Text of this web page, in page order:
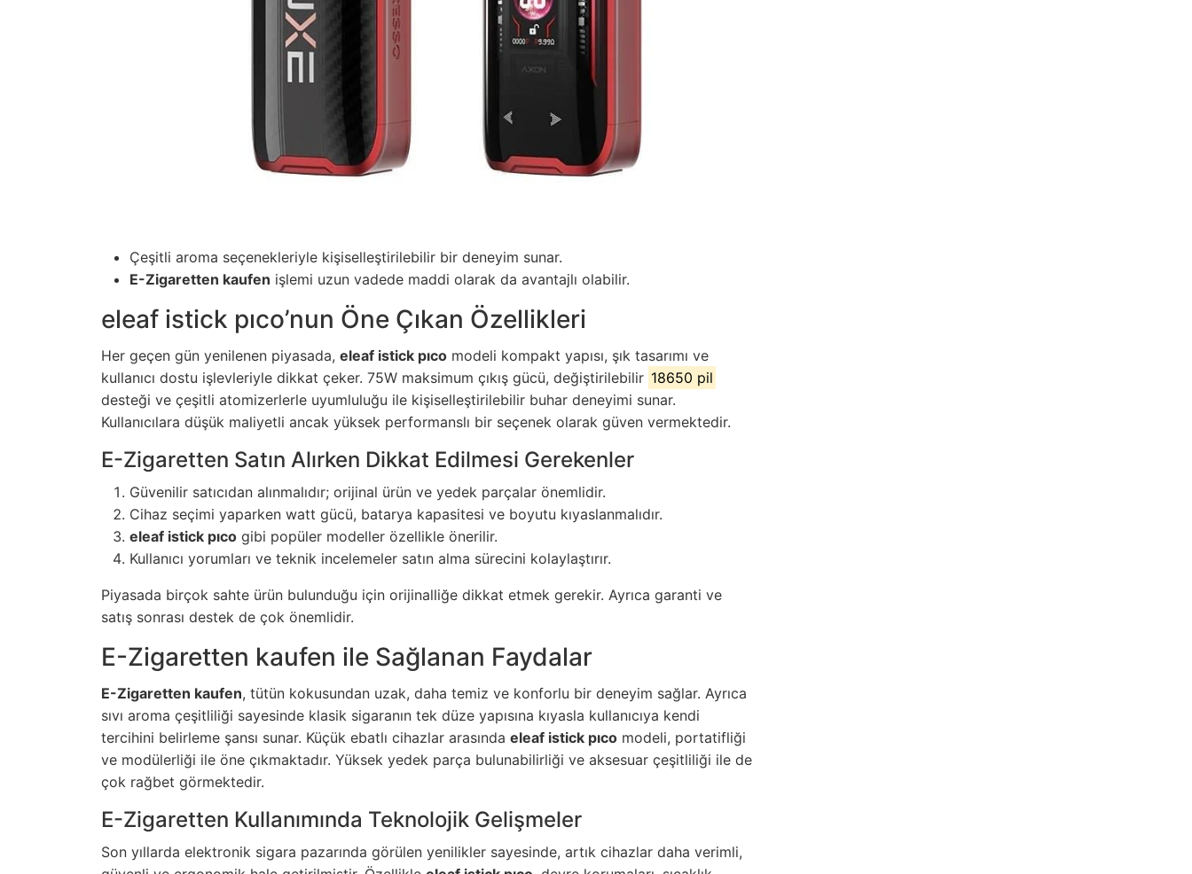
Çeşitli aroma seçenekleriyle kişiselleştirilebilir bir deneyim sunar.
E-Zigaretten kaufen işlemi uzun vadede maddi olarak da avantajlı olabilir.
eleaf istick pıco’nun Öne Çıkan Özellikleri
Her geçen gün yenilenen piyasada, eleaf istick pıco modeli kompakt yapısı, şık tasarımı ve
kullanıcı dostu işlevleriyle dikkat çeker. 75W maksimum çıkış gücü, değiştirilebilir 18650 pil
desteği ve çeşitli atomizerlerle uyumluluğu ile kişiselleştirilebilir buhar deneyimi sunar.
Kullanıcılara düşük maliyetli ancak yüksek performanslı bir seçenek olarak güven vermektedir.
E-Zigaretten Satın Alırken Dikkat Edilmesi Gerekenler
Güvenilir satıcıdan alınmalıdır; orijinal ürün ve yedek parçalar önemlidir.
Cihaz seçimi yaparken watt gücü, batarya kapasitesi ve boyutu kıyaslanmalıdır.
eleaf istick pıco gibi popüler modeller özellikle önerilir.
Kullanıcı yorumları ve teknik incelemeler satın alma sürecini kolaylaştırır.
Piyasada birçok sahte ürün bulunduğu için orijinalliğe dikkat etmek gerekir. Ayrıca garanti ve
satış sonrası destek de çok önemlidir.
E-Zigaretten kaufen ile Sağlanan Faydalar
E-Zigaretten kaufen, tütün kokusundan uzak, daha temiz ve konforlu bir deneyim sağlar. Ayrıca
sıvı aroma çeşitliliği sayesinde klasik sigaranın tek düze yapısına kıyasla kullanıcıya kendi
tercihini belirleme şansı sunar. Küçük ebatlı cihazlar arasında eleaf istick pıco modeli, portatifliği
ve modülerliği ile öne çıkmaktadır. Yüksek yedek parça bulunabilirliği ve aksesuar çeşitliliği ile de
çok rağbet görmektedir.
E-Zigaretten Kullanımında Teknolojik Gelişmeler
Son yıllarda elektronik sigara pazarında görülen yenilikler sayesinde, artık cihazlar daha verimli,